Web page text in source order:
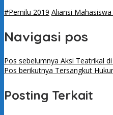
#Pemilu 2019 Aliansi
Navigasi pos
Pos sebelumnya Aksi Teatrikal
Pos berikutnya Tersangkut
Posting Terkait